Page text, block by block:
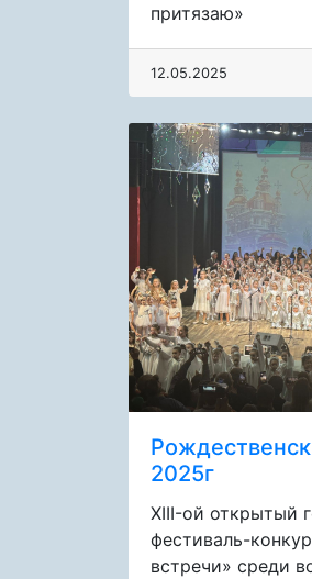
притязаю»
12.05.2025
2025г
XIII-ой открытый
фестиваль-
встречи» среди